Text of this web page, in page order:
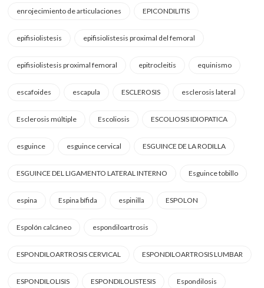
enrojecimiento de articulaciones EPICONDILITIS
epifisiolistesis epifisiolistesis proximal del femoral
epifisiolistesis proximal femoral epitrocleitis equinismo
escafoides escapula ESCLEROSIS esclerosis lateral
Esclerosis múltiple Escoliosis ESCOLIOSIS IDIOPATICA
esguince esguince cervical ESGUINCE DE LA RODILLA
ESGUINCE DEL LIGAMENTO LATERAL INTERNO Esguince tobillo
espina Espina bífida espinilla ESPOLON
Espolón calcáneo espondiloartrosis
ESPONDILOARTROSIS CERVICAL ESPONDILOARTROSIS LUMBAR
ESPONDILOLISIS ESPONDILOLISTESIS Espondilosis